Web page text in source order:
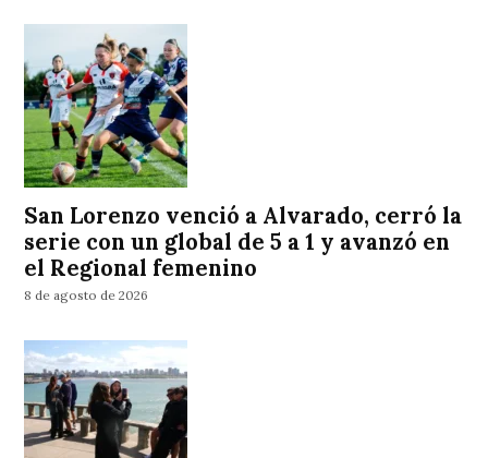
San Lorenzo venció a Alvarado, cerró la
serie con un global de 5 a 1 y avanzó en
el Regional femenino
8 de agosto de 2026